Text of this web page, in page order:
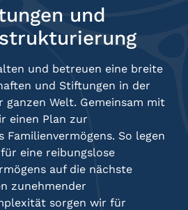
und
und betreuen eine breite
und Stiftungen in der
ganzen Welt. Gemeinsam mit
einen Plan zur
So legen
eine reibungslose
auf die nächste
zunehmender
sorgen wir für